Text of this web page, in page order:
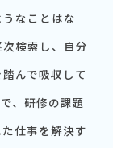
なことはな
検索し、自分
んで吸収して
、研修の課題
仕事を解決す